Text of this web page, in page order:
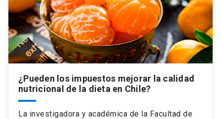
¿Pueden los impuestos mejorar la calidad
nutricional de la dieta en Chile?
La investigadora y académica de la Facultad de